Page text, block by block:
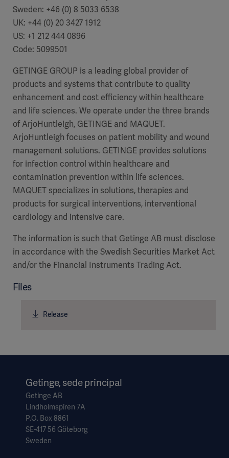
Sweden: +46 (0) 8 5033 6538
UK: +44 (0) 20 3427 1912
US: +1 212 444 0896
Code: 5099501
GETINGE GROUP is a leading global provider of
products and systems that contribute to quality
enhancement and cost efficiency within healthcare
and life sciences. We operate under the three brands
of ArjoHuntleigh, GETINGE and MAQUET.
ArjoHuntleigh focuses on patient mobility and wound
management solutions. GETINGE provides solutions
for infection control within healthcare and
contamination prevention within life sciences.
MAQUET specializes in solutions, therapies and
products for surgical interventions, interventional
cardiology and intensive care.
The information is such that Getinge AB must disclose
in accordance with the Swedish Securities Market Act
and/or the Financial Instruments Trading Act.
Files
Release
Getinge, sede principal
Getinge AB
Lindholmspiren 7A
P.O. Box 8861
SE-417 56 Göteborg
Sweden